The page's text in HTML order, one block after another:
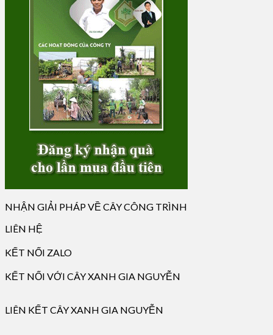
NHẬN GIẢI PHÁP VỀ CÂY CÔNG TRÌNH
LIÊN HỆ
KẾT NỐI ZALO
KẾT NỐI VỚI CÂY XANH GIA NGUYỄN
LIÊN KẾT CÂY XANH GIA NGUYỄN